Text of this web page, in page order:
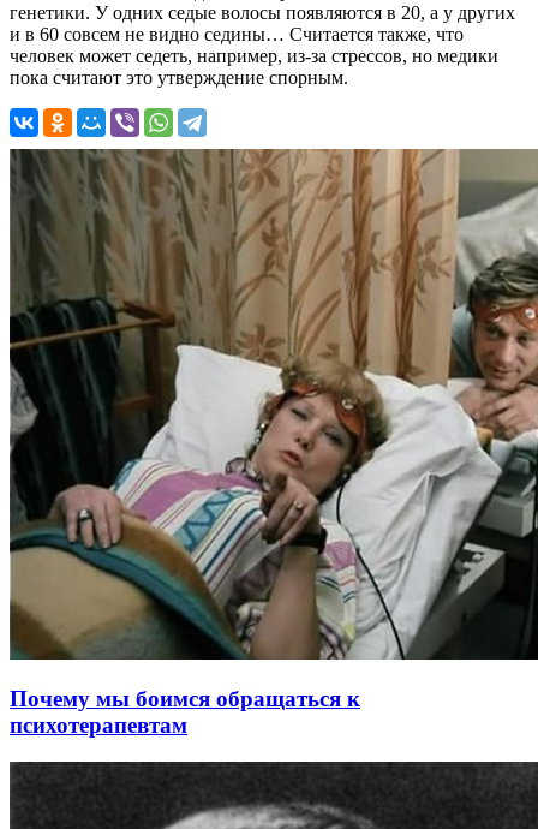
генетики. У одних седые волосы появляются в 20, а у других
и в 60 совсем не видно седины… Считается также, что
человек может седеть, например, из-за стрессов, но медики
пока считают это утверждение спорным.
Почему мы боимся обращаться к
психотерапевтам